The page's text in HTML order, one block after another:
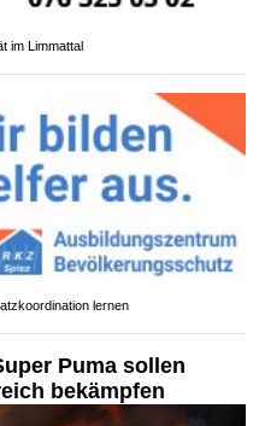
im Limmattal
lernen
Puma sollen
bekämpfen